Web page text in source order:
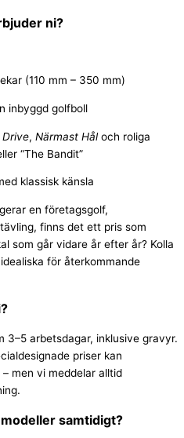
ni?
(110 mm – 350 mm)
inbyggd golfboll
, Närmast Håloch roliga
“The Bandit”
klassisk känsla
en företagsgolf,
finns det ett pris som
som går vidare år efter år? Kolla
för återkommande
3–5 arbetsdagar, inklusive gravyr.
priser kan
men vi meddelar alltid
samtidigt?